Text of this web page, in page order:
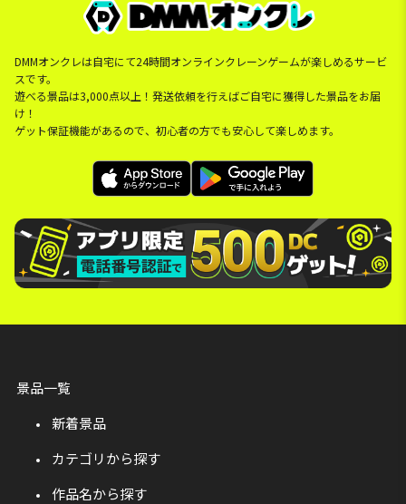
DMMオンクレは自宅にて24時間オンラインクレーンゲームが楽しめるサービ
スです。
遊べる景品は3,000点以上！発送依頼を行えばご自宅に獲得した景品をお届
け！
ゲット保証機能があるので、初心者の方でも安心して楽しめます。
景品一覧
新着景品
カテゴリから探す
作品名から探す